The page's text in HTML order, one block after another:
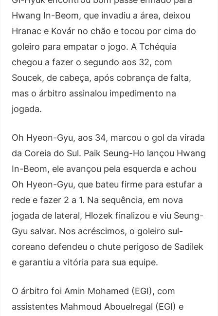
Hwang In-Beom, que invadiu a área, deixou
Hranac e Kovár no chão e tocou por cima do
goleiro para empatar o jogo. A Tchéquia
chegou a fazer o segundo aos 32, com
Soucek, de cabeça, após cobrança de falta,
mas o árbitro assinalou impedimento na
jogada.
Oh Hyeon-Gyu, aos 34, marcou o gol da virada
da Coreia do Sul. Paik Seung-Ho lançou Hwang
In-Beom, ele avançou pela esquerda e achou
Oh Hyeon-Gyu, que bateu firme para estufar a
rede e fazer 2 a 1. Na sequência, em nova
jogada de lateral, Hlozek finalizou e viu Seung-
Gyu salvar. Nos acréscimos, o goleiro sul-
coreano defendeu o chute perigoso de Sadilek
e garantiu a vitória para sua equipe.
O árbitro foi Amin Mohamed (EGI), com
assistentes Mahmoud Abouelregal (EGI) e